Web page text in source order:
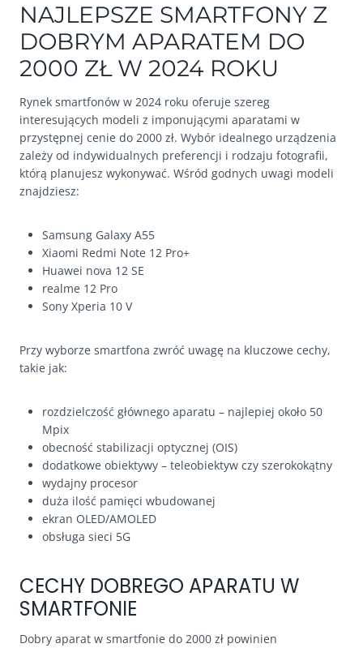
NAJLEPSZE SMARTFONY Z
DOBRYM APARATEM DO
2000 ZŁ W 2024 ROKU
Rynek smartfonów w 2024 roku oferuje szereg
interesujących modeli z imponującymi aparatami w
przystępnej cenie do 2000 zł. Wybór idealnego urządzenia
zależy od indywidualnych preferencji i rodzaju fotografii,
którą planujesz wykonywać. Wśród godnych uwagi modeli
znajdziesz:
Samsung Galaxy A55
Xiaomi Redmi Note 12 Pro+
Huawei nova 12 SE
realme 12 Pro
Sony Xperia 10 V
Przy wyborze smartfona zwróć uwagę na kluczowe cechy,
takie jak:
rozdzielczość głównego aparatu – najlepiej około 50
Mpix
obecność stabilizacji optycznej (OIS)
dodatkowe obiektywy – teleobiektyw czy szerokokątny
wydajny procesor
duża ilość pamięci wbudowanej
ekran OLED/AMOLED
obsługa sieci 5G
CECHY DOBREGO APARATU W
SMARTFONIE
Dobry aparat w smartfonie do 2000 zł powinien